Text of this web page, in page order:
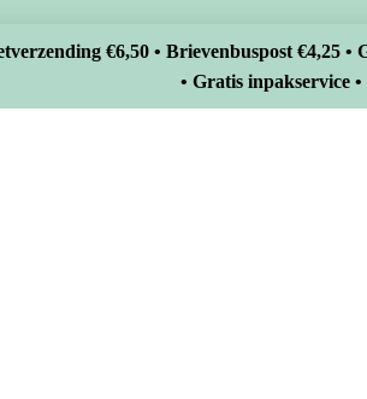
€6,50 • Brievenbuspost €4,25 •
• Gratis inpakservice •